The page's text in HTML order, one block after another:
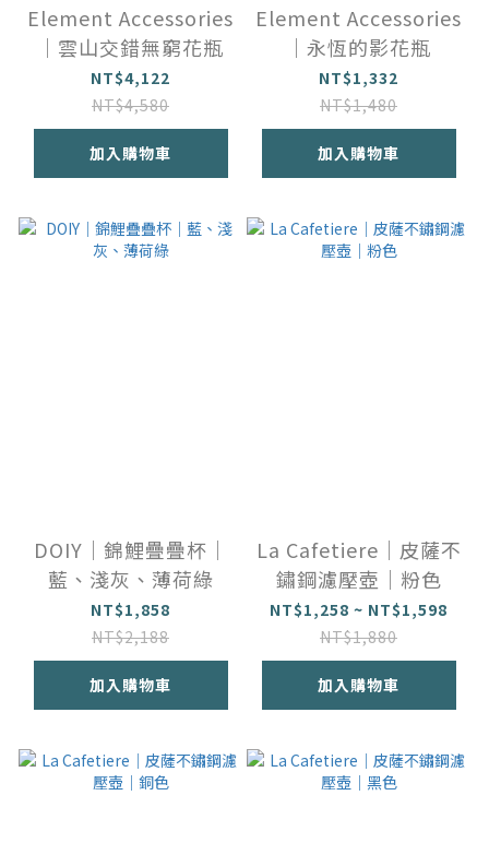
Element Accessories
｜雲山交錯無窮花瓶
NT$4,122
NT$4,580
加入購物車
Element Accessories
｜永恆的影花瓶
NT$1,332
NT$1,480
加入購物車
DOIY｜錦鯉疊疊杯｜
藍、淺灰、薄荷綠
NT$1,858
NT$2,188
加入購物車
La Cafetiere｜皮薩不
鏽鋼濾壓壺｜粉色
NT$1,258 ~ NT$1,598
NT$1,880
加入購物車